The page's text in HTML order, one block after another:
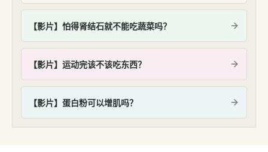
【影片】怕得肾结石就不能吃蔬菜吗？
【影片】运动完该不该吃东西？
【影片】蛋白粉可以增肌吗？